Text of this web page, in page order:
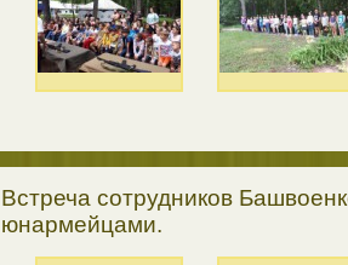
Встреча сотрудников
юнармейцами.